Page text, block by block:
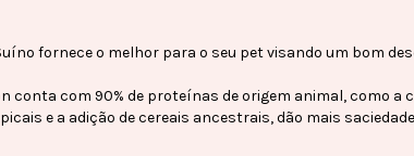
fornece o melhor para o seu pet visando um bom
conta com 90% de proteínas de origem animal, como a
e a adição de cereais ancestrais, dão mais